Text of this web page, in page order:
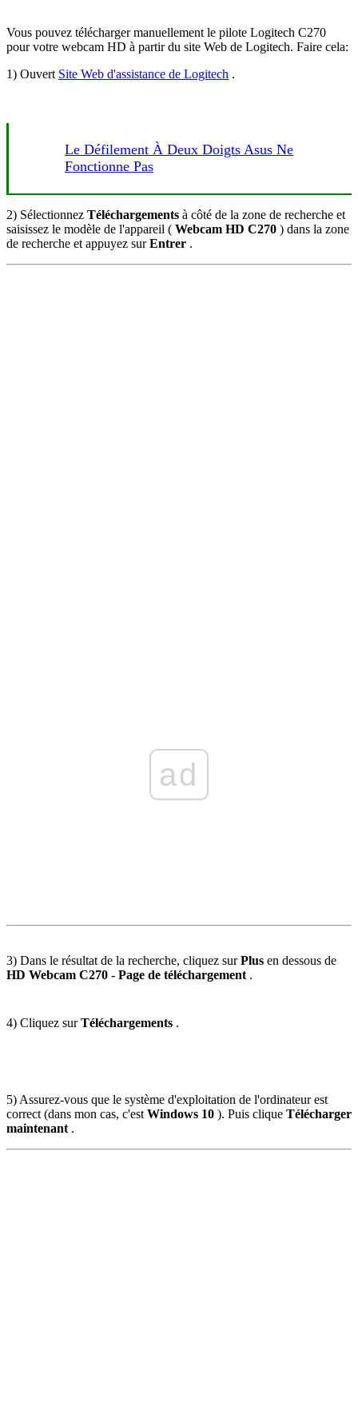
Vous pouvez télécharger manuellement le pilote Logitech C270
pour votre webcam HD à partir du site Web de Logitech. Faire cela:
1) Ouvert Site Web d'assistance de Logitech .
Le Défilement À Deux Doigts Asus Ne
Fonctionne Pas
2) Sélectionnez Téléchargements à côté de la zone de recherche et
saisissez le modèle de l'appareil ( Webcam HD C270 ) dans la zone
de recherche et appuyez surEntrer .
ad
3) Dans le résultat de la recherche, cliquez surPlus en dessous de
HD Webcam C270 - Page de téléchargement .
4) Cliquez surTéléchargements .
5) Assurez-vous que le système d'exploitation de l'ordinateur est
correct (dans mon cas, c'est Windows 10 ). Puis clique Télécharger
maintenant .